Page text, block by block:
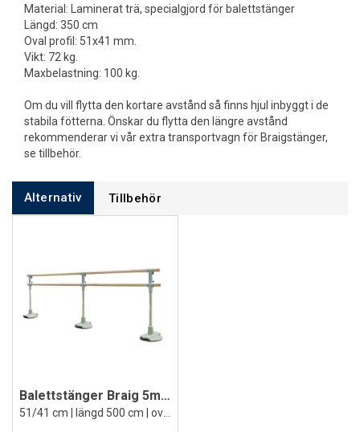
Material: Laminerat trä, specialgjord för balettstänger
Längd: 350 cm
Oval profil: 51x41 mm.
Vikt: 72 kg.
Maxbelastning: 100 kg.
Om du vill flytta den kortare avstånd så finns hjul inbyggt i de
stabila fötterna. Önskar du flytta den längre avstånd
rekommenderar vi vår extra transportvagn för Braigstänger,
se tillbehör.
Alternativ Tillbehör
Balettstänger Braig 5m fristående m/hjul